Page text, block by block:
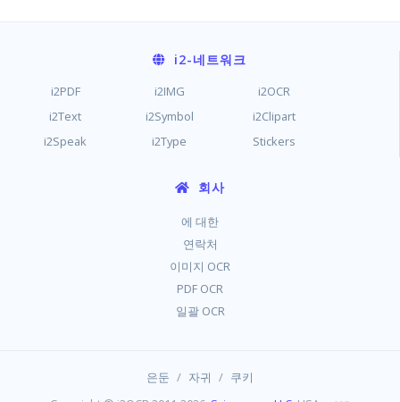
i2-네트워크
i2PDF i2IMG
i2OCR
i2Text
i2Symbol
i2Clipart
i2Speak
i2Type Stickers
회사
에 대한
연락처
이미지 OCR
PDF OCR
일괄 OCR
은둔 / 자귀 / 쿠키